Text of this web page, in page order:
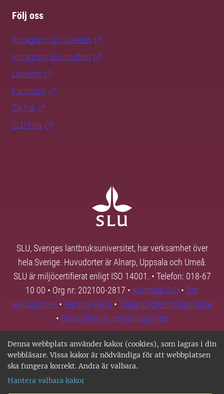
Denna webbplats använder kakor (cookies), som lagras i din
webbläsare. Vissa kakor är nödvändiga för att webbplatsen
ska fungera korrekt. Andra är valbara.
Hantera valbara kakor
Följ oss
Instagram SLU.Sweden
Instagram SLU.student
LinkedIn
Facebook
TikTok
SLU Play
SLU, Sveriges lantbruksuniversitet, har verksamhet över
hela Sverige. Huvudorter är Alnarp, Uppsala och Umeå.
SLU är miljöcertifierat enligt ISO 14001. • Telefon: 018-67
10 00 • Org nr: 202100-2817 • Kontakta SLU • Om
webbplatsen • Hantera kakor • Tillgänglighetsredogörelse
• Behandling av personuppgifter